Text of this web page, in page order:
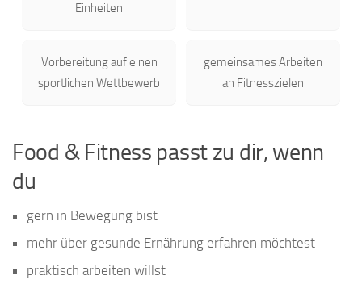
Einheiten
Vorbereitung auf einen
sportlichen Wettbewerb
gemeinsames Arbeiten
an Fitnesszielen
Food & Fitness passt zu dir, wenn
du
gern in Bewegung bist
mehr über gesunde Ernährung erfahren möchtest
praktisch arbeiten willst